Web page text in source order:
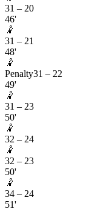
31 – 20
46'
🤾
31 – 21
48'
🤾
Penalty31 – 22
49'
🤾
31 – 23
50'
🤾
32 – 24
🤾
32 – 23
50'
🤾
34 – 24
51'